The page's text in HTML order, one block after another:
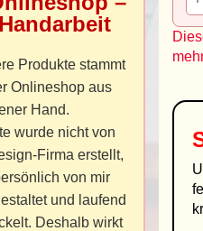
Produkte stammt
Onlineshop aus
Hand.
wurde nicht von
Firma erstellt,
von mir
und laufend
Deshalb wirkt